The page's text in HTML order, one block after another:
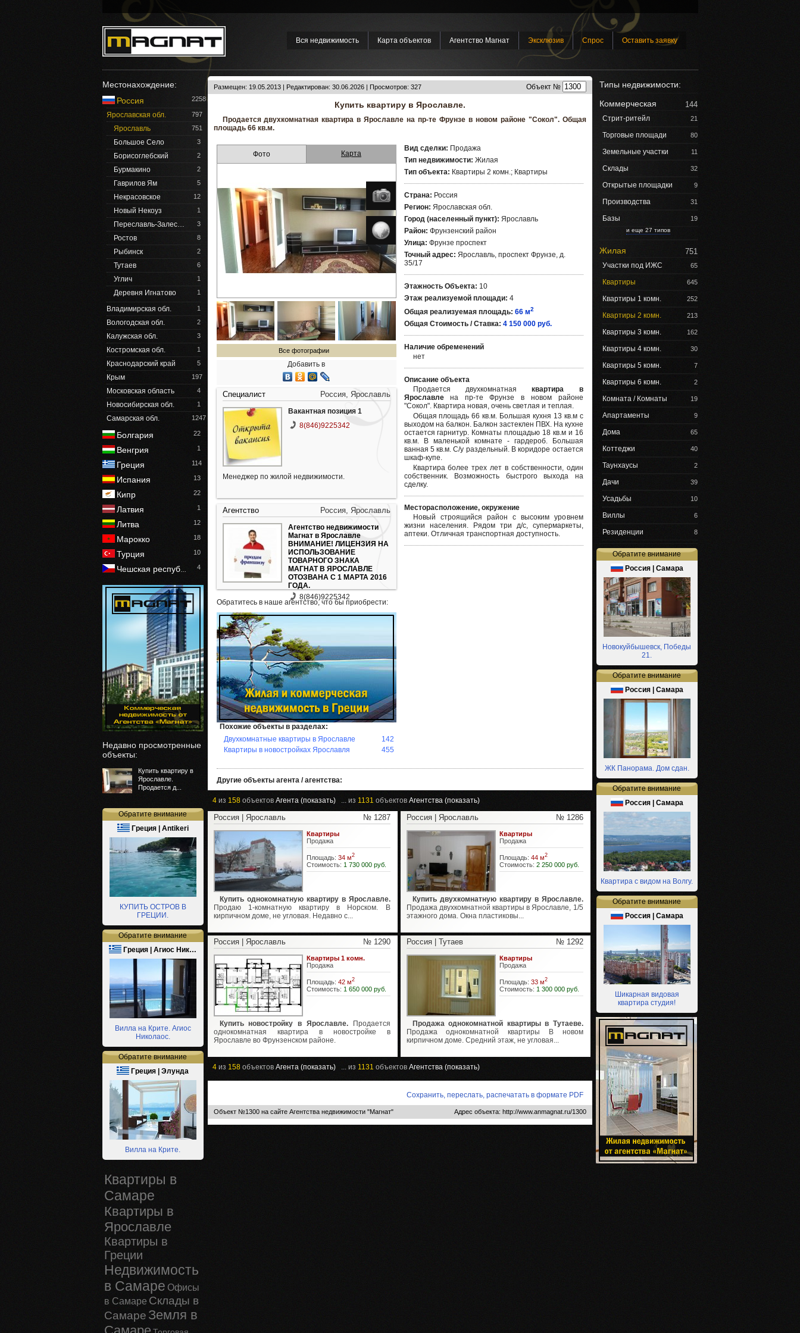
Вся недвижимость Карта объектов Агентство Магнат Эксклюзив Спрос Оставить заявку
Местонахождение:
Россия
2258
Ярославская обл. 797
Ярославль 751
Большое Село 3
Борисоглебский 2
Бурмакино 2
Гаврилов Ям 5
Некрасовское 12
Новый Некоуз 1
Переславль-Залес… 3
Ростов 8
Рыбинск 2
Тутаев 6
Углич 1
Деревня Игнатово 1
Владимирская обл. 1
Вологодская обл. 2
Калужская обл. 3
Костромская обл. 1
Краснодарский край 5
Крым 197
Московская область 4
Новосибирская обл. 1
Самарская обл. 1247
Болгария 22
Венгрия 1
Греция 114
Испания 13
Кипр 22
Латвия 1
Литва 12
Марокко 18
Турция 10
Чешская респуб… 4
Недавно просмотренные
объекты:
Купить квартиру в
Ярославле.
Продается д...
Обратите внимание
Греция | Antikeri
КУПИТЬ ОСТРОВ В
ГРЕЦИИ.
Обратите внимание
Греция | Агиос Ник…
Вилла на Крите. Агиос
Николаос.
Обратите внимание
Греция | Элунда
Вилла на Крите.
Квартиры в
Самаре
Квартиры в
Ярославле
Квартиры в
Греции
Недвижимость
в Самаре Офисы
в Самаре Склады в
Самаре Земля в
Размещен: 19.05.2013 | Редактирован: 30.06.2026 | Просмотров: 327 Объект №
Купить квартиру в Ярославле.
Продается двухкомнатная квартира в Ярославле на пр-те Фрунзе в новом районе "Сокол". Общая
площадь 66 кв.м.
Фото Карта
Все фотографии
Добавить в
Специалист Россия, Ярославль
Вакантная позиция 1
8(846)9225342
Менеджер по жилой недвижимости.
Агентство Россия, Ярославль
Агентство недвижимости
Магнат в Ярославле
ВНИМАНИЕ! ЛИЦЕНЗИЯ НА
ИСПОЛЬЗОВАНИЕ
ТОВАРНОГО ЗНАКА
МАГНАТ В ЯРОСЛАВЛЕ
ОТОЗВАНА С 1 МАРТА 2016
ГОДА.
8(846)9225342
Обратитесь в наше агентство, что бы приобрести:
Вид сделки: Продажа
Тип недвижимости: Жилая
Тип объекта: Квартиры 2 комн.; Квартиры
Страна: Россия
Регион: Ярославская обл.
Город (населенный пункт): Ярославль
Район: Фрунзенский район
Улица: Фрунзе проспект
Точный адрес: Ярославль, проспект Фрунзе, д.
35/17
Этажность Объекта: 10
Этаж реализуемой площади: 4
Общая реализуемая площадь: 66 м2
Общая Стоимость / Ставка: 4 150 000 руб.
Наличие обременений
нет
Описание объекта
Продается двухкомнатнаяквартира в
Ярославлена пр-те Фрунзе в новом районе
"Сокол". Квартира новая, очень светлая и теплая.
Общая площадь 66 кв.м. Большая кухня 13 кв.м с
выходом на балкон. Балкон застеклен ПВХ. На кухне
остается гарнитур. Комнаты площадью 18 кв.м и 16
кв.м. В маленькой комнате - гардероб. Большая
ванная 5 кв.м. С/у раздельный. В коридоре остается
шкаф-купе.
Квартира более трех лет в собственности, один
собственник. Возможность быстрого выхода на
сделку.
Месторасположение, окружение
Новый строящийся район с высоким уровнем
жизни населения. Рядом три д/с, супермаркеты,
аптеки. Отличная транспортная доступность.
Похожие объекты в разделах:
142
Двухкомнатные квартиры в Ярославле
455
Квартиры в новостройках Ярославля
Другие объекты агента / агентства:
4из 158объектов Агента (показать)... из 1131 объектов Агентства (показать)
Россия | Ярославль № 1287
Квартиры
Продажа
Площадь: 34 м2
Стоимость: 1 730 000 руб.
Купить однокомнатную квартиру в Ярославле.
Продаю 1-комнатную квартиру в Норском. В
кирпичном доме, не угловая. Недавно с...
Россия | Ярославль № 1286
Квартиры
Продажа
Площадь: 44 м2
Стоимость: 2 250 000 руб.
Купить двухкомнатную квартиру в Ярославле.
Продажа двухкомнатной квартиры в Ярославле, 1/5
этажного дома. Окна пластиковы...
Россия | Ярославль № 1290
Квартиры 1 комн.
Продажа
Площадь: 42 м2
Стоимость: 1 650 000 руб.
Купить новостройку в Ярославле.Продается
однокомнатная квартира в новостройке в
Ярославле во Фрунзенском районе.
Россия | Тутаев № 1292
Квартиры
Продажа
Площадь: 33 м2
Стоимость: 1 300 000 руб.
Продажа однокомнатной квартиры в Тутаеве.
Продажа однокомнатной квартиры В новом
кирпичном доме. Средний этаж, не угловая...
4из 158объектов Агента (показать)... из 1131 объектов Агентства (показать)
Сохранить, переслать, распечатать в формате PDF
Объект №1300 на сайте Агентства недвижимости "Магнат" Адрес объекта: http://www.anmagnat.ru/1300
Типы недвижимости:
144
Коммерческая
21
Стрит-ритейл
80
Торговые площади
11
Земельные участки
32
Склады
9
Открытые площадки
31
Производства
19
Базы
и еще 27 типов
751
Жилая
65
Участки под ИЖС
645
Квартиры
252
Квартиры 1 комн.
213
Квартиры 2 комн.
162
Квартиры 3 комн.
30
Квартиры 4 комн.
7
Квартиры 5 комн.
2
Квартиры 6 комн.
19
Комната / Комнаты
9
Апартаменты
65
Дома
40
Коттеджи
2
Таунхаусы
39
Дачи
10
Усадьбы
6
Виллы
8
Резиденции
Обратите внимание
Россия | Самара
Новокуйбышевск, Победы
21.
Обратите внимание
Россия | Самара
ЖК Панорама. Дом сдан.
Обратите внимание
Россия | Самара
Квартира с видом на Волгу.
Обратите внимание
Россия | Самара
Шикарная видовая
квартира студия!